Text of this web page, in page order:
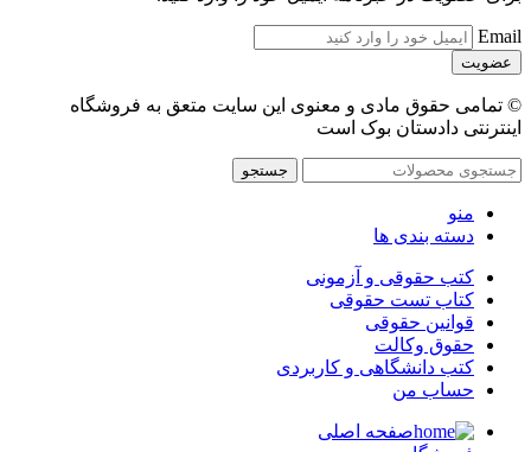
Email
© تمامی حقوق مادی و معنوی این سایت متعق به فروشگاه
اینترنتی دادستان بوک است
جستجو
منو
دسته بندی ها
کتب حقوقی و آزمونی
کتاب تست حقوقی
قوانین حقوقی
حقوق وکالت
کتب دانشگاهی و کاربردی
حساب من
صفحه اصلی